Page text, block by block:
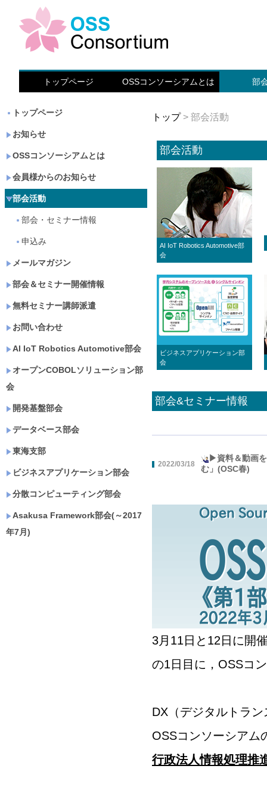
トップページ OSSコンソーシアムとは 部
トップページ
お知らせ
OSSコンソーシアムとは
会員様からのお知らせ
部会活動
部会・セミナー情報
申込み
メールマガジン
部会＆セミナー開催情報
無料セミナー講師派遣
お問い合わせ
AI IoT Robotics Automotive部会
オープンCOBOLソリューション部
会
開発基盤部会
データベース部会
東海支部
ビジネスアプリケーション部会
分散コンピューティング部会
Asakusa Framework部会(～2017
年7月)
トップ> 部会活動
部会活動
AI IoT Robotics Automotive部
会
ビジネスアプリケーション部
会
部会&セミナー情報
2022/03/18
▶資料＆動画
む」(OSC春)
3月11日と12日に開
の1日目に，OSSコ
DX（デジタルトラ
OSSコンソーシアム
行政法人情報処理推